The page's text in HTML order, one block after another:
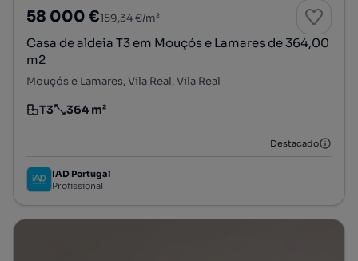
58 000 €159,34 €/m²
Casa de aldeia T3 em Mouçós e Lamares de 364,00
m2
Mouçós e Lamares, Vila Real, Vila Real
Tipologia
T3
Preço por metro quadrado
364 m²
Destacado
IAD Portugal
Profissional